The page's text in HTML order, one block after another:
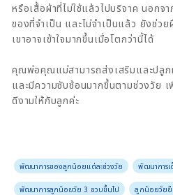
หรือเสื้อผ้าที่ไม่ใช้แล้วไปบริจาค นอกจ
ของที่จำเป็น และไม่จำเป็นแล้ว ยังช่ว
เขาอาจเข้าใจมากขึ้นเมื่อโตกว่านี้ได้
คุณพ่อคุณแม่สามารถส่งเสริมและปลูก
และมีความซับซ้อนมากขึ้นตามช่วงวัย
ดีงามให้กับลูกค่ะ
พัฒนาการของลูกน้อยแต่ละช่วงวัย พัฒนาการเ
พัฒนาการลูกน้อยวัย 3 ขวบขึ้นไป ลูกน้อยวัย